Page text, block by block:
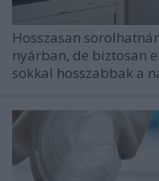
Hosszasan
nyárban, de biztosan
sokkal hosszabbak a